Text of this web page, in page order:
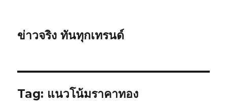
ข่าวจริง ทันทุกเทรนด์
Tag: แนวโน้มราคาทอง